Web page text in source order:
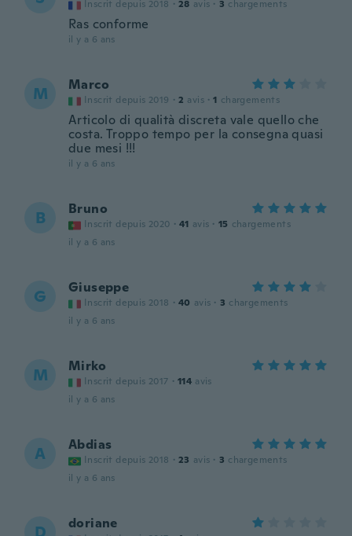
Inscrit depuis 2018 · 28 avis · 3 chargements
Ras conforme
il y a 6 ans
M Marco
Inscrit depuis 2019 · 2 avis · 1 chargements
Articolo di qualità discreta vale quello che
costa. Troppo tempo per la consegna quasi
due mesi !!!
il y a 6 ans
B Bruno
Inscrit depuis 2020 · 41 avis · 15 chargements
il y a 6 ans
G Giuseppe
Inscrit depuis 2018 · 40 avis · 3 chargements
il y a 6 ans
M Mirko
Inscrit depuis 2017 · 114 avis
il y a 6 ans
A Abdias
Inscrit depuis 2018 · 23 avis · 3 chargements
il y a 6 ans
doriane